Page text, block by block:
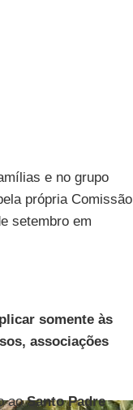
e no grupo
própria Comissão
setembro em
somente às
associações
aoSanto Padre